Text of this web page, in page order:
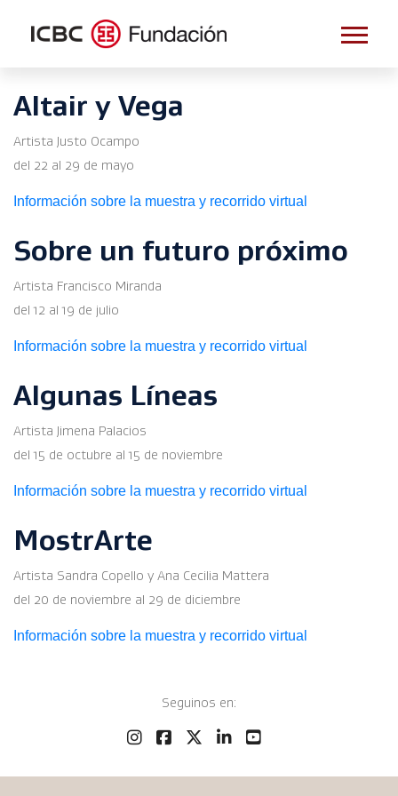
Altair y Vega
Artista Justo Ocampo
del 22 al 29 de mayo
Información sobre la muestra y recorrido virtual
Sobre un futuro próximo
Artista Francisco Miranda
del 12 al 19 de julio
Información sobre la muestra y recorrido virtual
Algunas Líneas
Artista Jimena Palacios
del 15 de octubre al 15 de noviembre
Información sobre la muestra y recorrido virtual
MostrArte
Artista Sandra Copello y Ana Cecilia Mattera
del 20 de noviembre al 29 de diciembre
Información sobre la muestra y recorrido virtual
Seguinos en: